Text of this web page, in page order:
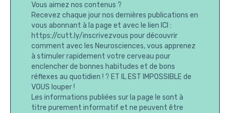
Vous aimez nos contenus ?
Recevez chaque jour nos dernières publications en
vous abonnant à la page et avec le lien ICI :
https://cutt.ly/inscrivezvous pour découvrir
comment avec les Neurosciences, vous apprenez
à stimuler rapidement votre cerveau pour
enclencher de bonnes habitudes et de bons
réflexes au quotidien ! ? ET IL EST IMPOSSIBLE de
VOUS louper !
Les informations publiées sur la page le sont à
titre purement informatif et ne peuvent être